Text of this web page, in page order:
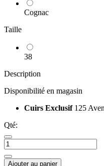
Cognac
Taille
38
Description
Disponibilité en magasin
Cuirs Exclusif 125
Qté:
Ajouter au panier